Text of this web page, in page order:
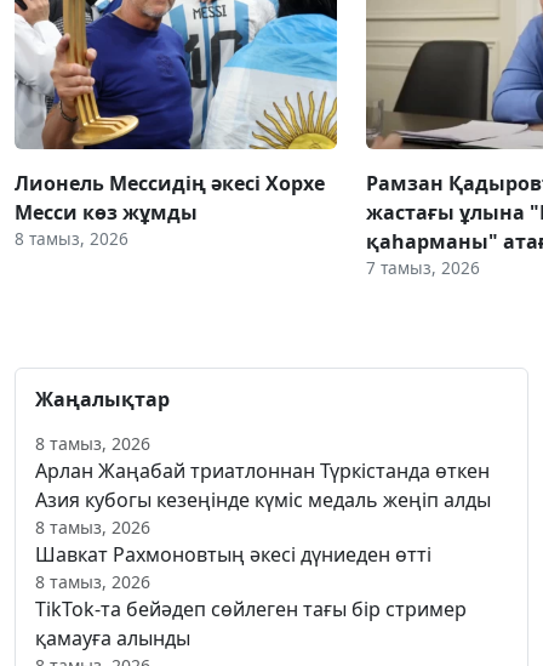
Лионель Мессидің әкесі Хорхе
Месси көз жұмды
8 тамыз, 2026
Рамзан
жастағы ұлына
қаһарманы"
7 тамыз, 2026
Жаңалықтар
8 тамыз, 2026
Арлан Жаңабай триатлоннан Түркістанда өткен
Азия кубогы кезеңінде күміс медаль жеңіп алды
8 тамыз, 2026
Шавкат Рахмоновтың әкесі дүниеден өтті
8 тамыз, 2026
TikTok-та бейәдеп сөйлеген тағы бір стример
қамауға алынды